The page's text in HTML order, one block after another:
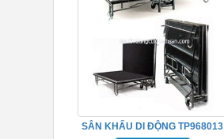
SÂN KHẤU DI ĐỘNG TP968013